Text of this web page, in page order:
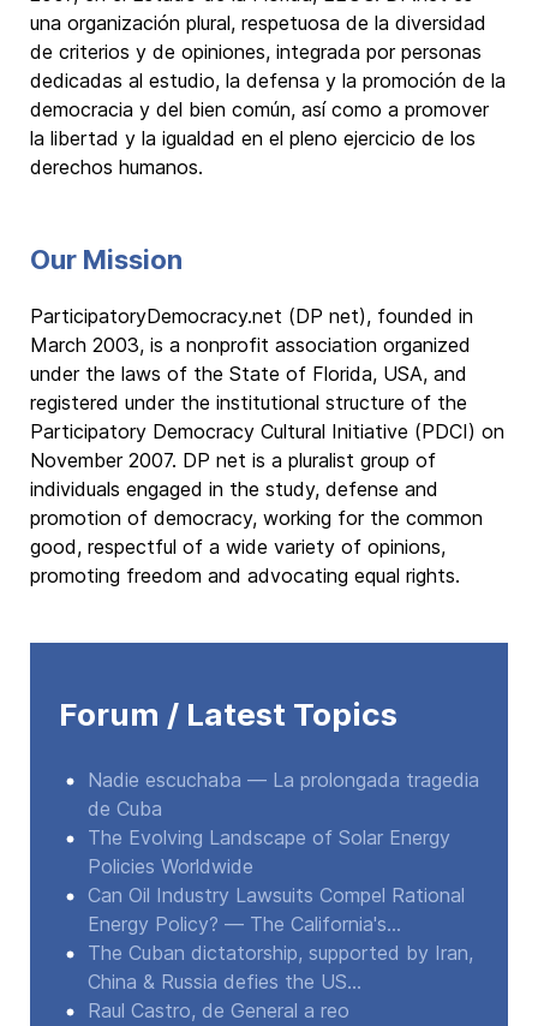
una organización plural, respetuosa de la diversidad
de criterios y de opiniones, integrada por personas
dedicadas al estudio, la defensa y la promoción de la
democracia y del bien común, así como a promover
la libertad y la igualdad en el pleno ejercicio de los
derechos humanos.
Our Mission
ParticipatoryDemocracy.net (DP net), founded in
March 2003, is a nonprofit association organized
under the laws of the State of Florida, USA, and
registered under the institutional structure of the
Participatory Democracy Cultural Initiative (PDCI) on
November 2007. DP net is a pluralist group of
individuals engaged in the study, defense and
promotion of democracy, working for the common
good, respectful of a wide variety of opinions,
promoting freedom and advocating equal rights.
Forum / Latest Topics
Nadie escuchaba — La prolongada tragedia
de Cuba
The Evolving Landscape of Solar Energy
Policies Worldwide
Can Oil Industry Lawsuits Compel Rational
Energy Policy? — The California's...
The Cuban dictatorship, supported by Iran,
China & Russia defies the US...
Raul Castro, de General a reo